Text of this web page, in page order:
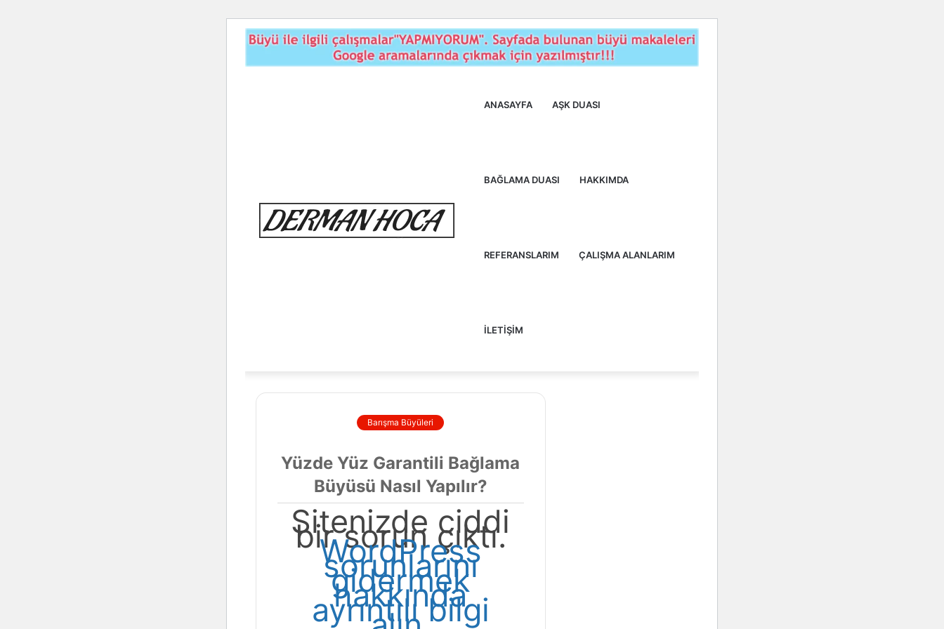
ANASAYFA AŞK DUASI
BAĞLAMA DUASI HAKKIMDA
REFERANSLARIM ÇALIŞMA ALANLARIM
İLETIŞIM
Barışma Büyüleri
Yüzde Yüz Garantili Bağlama
Büyüsü Nasıl Yapılır?
Sitenizde ciddi
bir sorun çıktı.
WordPress
sorunlarını
gidermek
hakkında
ayrıntılı bilgi